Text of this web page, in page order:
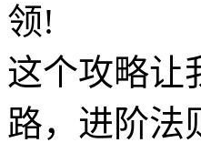
领!
这个攻略让
路，进阶法